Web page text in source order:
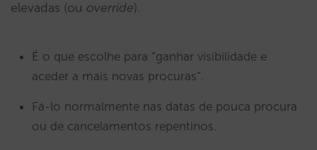
elevadas (ou override).
É o que escolhe para “ganhar visibilidade e
aceder a mais novas procuras”.
Fá-lo normalmente nas datas de pouca procura
ou de cancelamentos repentinos.